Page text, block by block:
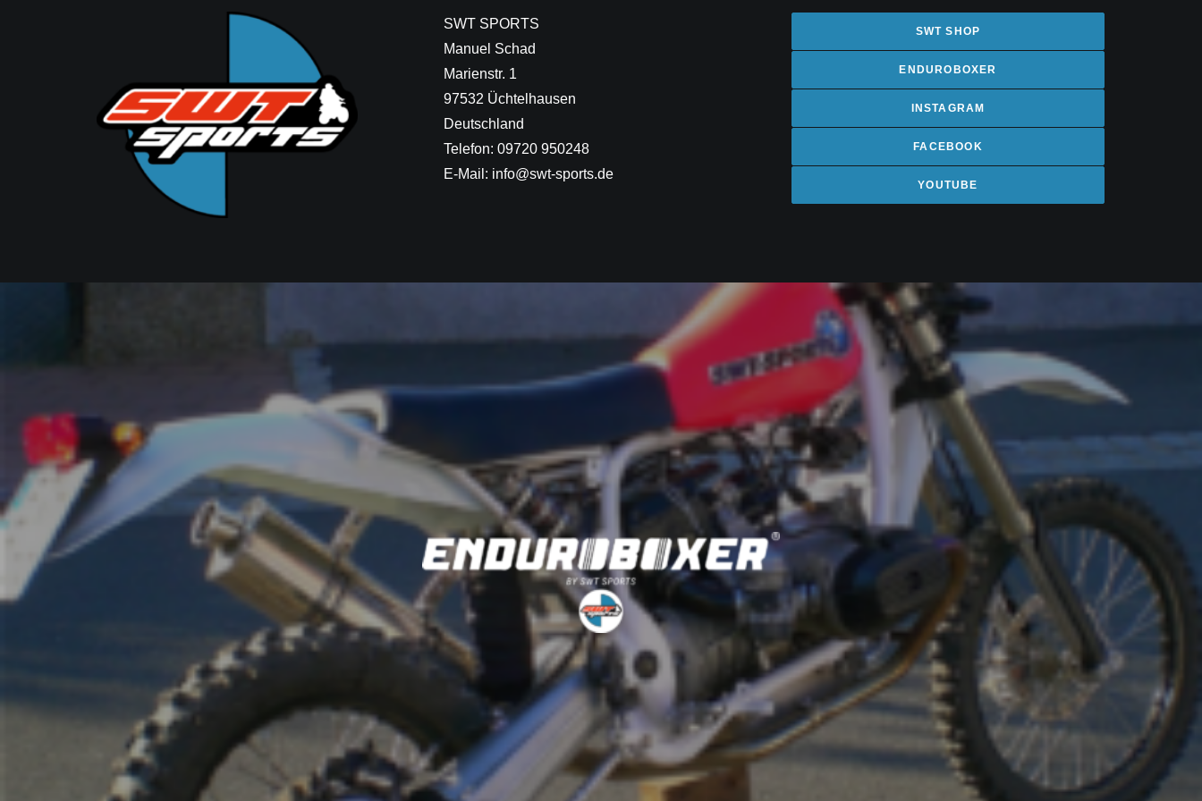
SWT SPORTS
Manuel Schad
Marienstr. 1
97532 Üchtelhausen
Deutschland
Telefon: 09720 950248
E-Mail: info@swt-sports.de
SWT SHOP
ENDUROBOXER
INSTAGRAM
FACEBOOK
YOUTUBE